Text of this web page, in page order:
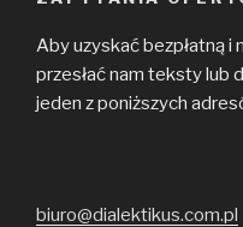
Aby uzyskać bezpłatną
przesłać nam teksty lub
jeden z poniższych
biuro@dialektikus.com.pl